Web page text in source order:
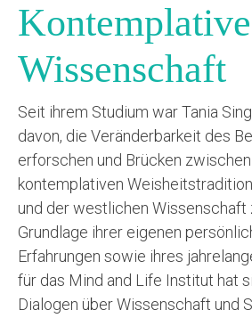
Kontemplative
Wissenschaft
Seit ihrem Studium war Tania
davon, die Veränderbarkeit des
erforschen und Brücken
kontemplativen
und der westlichen Wissenschaft
Grundlage ihrer eigenen
Erfahrungen sowie ihres
für das Mind and Life Institut hat
Dialogen über Wissenschaft und